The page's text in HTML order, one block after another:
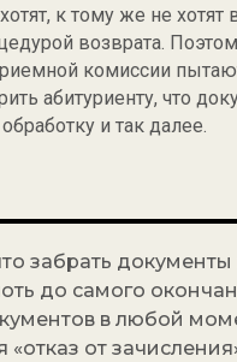
к тому же не хотят
возврата.
комиссии
абитуриенту, что
и так далее.
забрать документы
до самого
в любой
«отказ от